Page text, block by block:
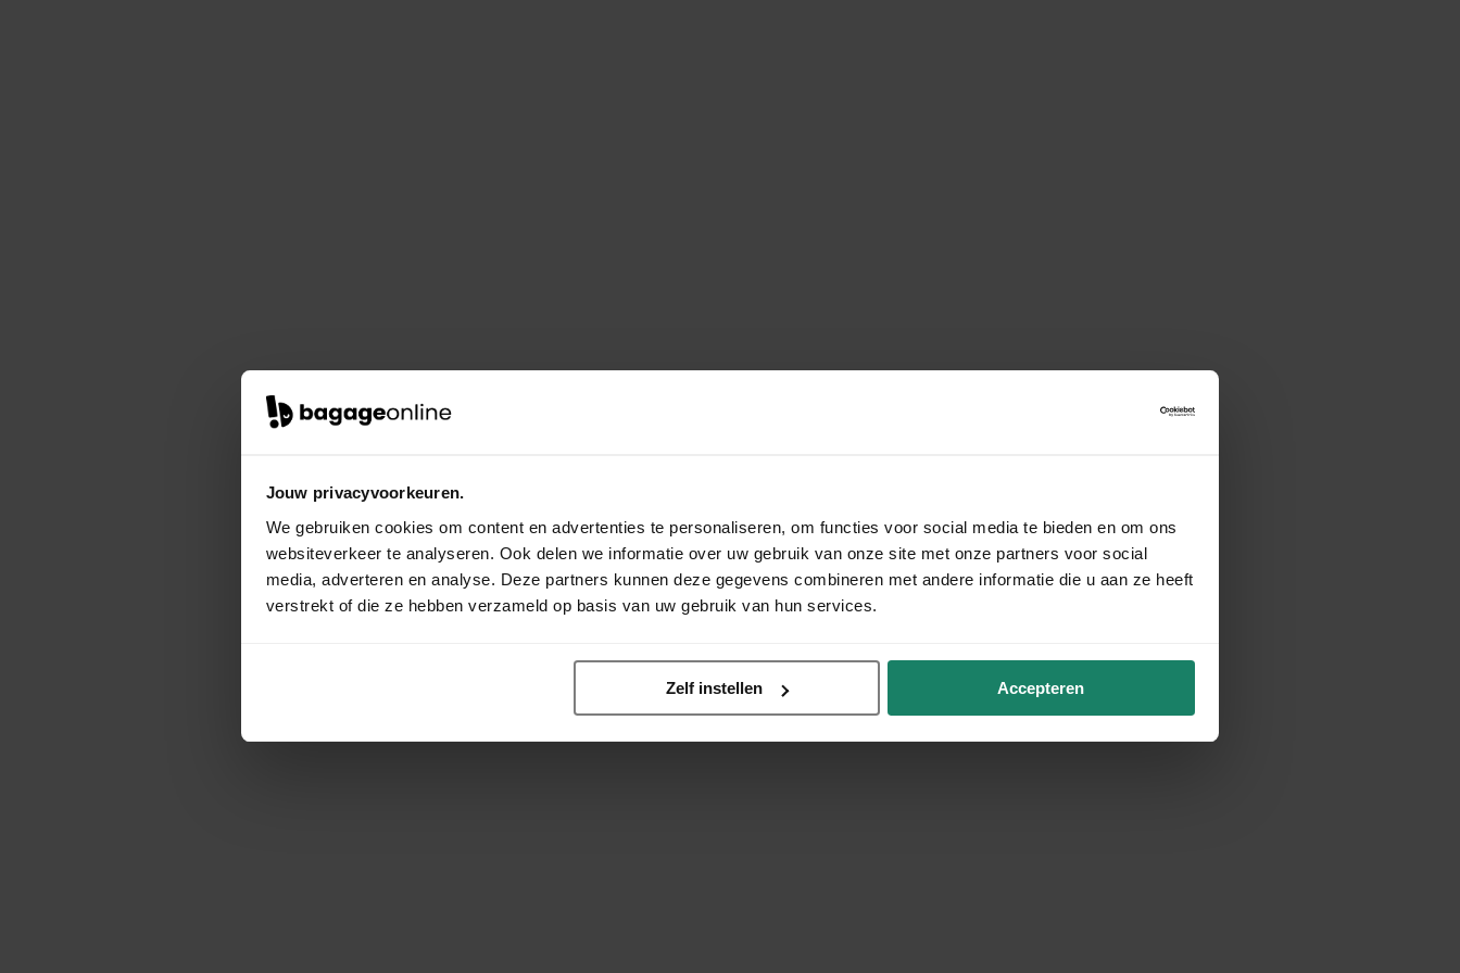
Jouw privacyvoorkeuren.
We gebruiken cookies om content en advertenties te personaliseren, om functies voor social media te bieden en om ons
websiteverkeer te analyseren. Ook delen we informatie over uw gebruik van onze site met onze partners voor social
media, adverteren en analyse. Deze partners kunnen deze gegevens combineren met andere informatie die u aan ze heeft
verstrekt of die ze hebben verzameld op basis van uw gebruik van hun services.
Zelf instellen Accepteren